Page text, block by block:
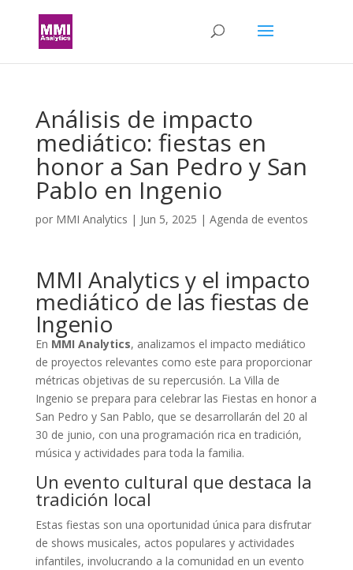
Análisis de impacto
mediático: fiestas en
honor a San Pedro y San
Pablo en Ingenio
por MMI Analytics | Jun 5, 2025 | Agenda de eventos
MMI Analytics y el impacto
mediático de las fiestas de
Ingenio
En MMI Analytics, analizamos el impacto mediático
de proyectos relevantes como este para proporcionar
métricas objetivas de su repercusión. La Villa de
Ingenio se prepara para celebrar las Fiestas en honor a
San Pedro y San Pablo, que se desarrollarán del 20 al
30 de junio, con una programación rica en tradición,
música y actividades para toda la familia.
Un evento cultural que destaca la
tradición local
Estas fiestas son una oportunidad única para disfrutar
de shows musicales, actos populares y actividades
infantiles, involucrando a la comunidad en un evento